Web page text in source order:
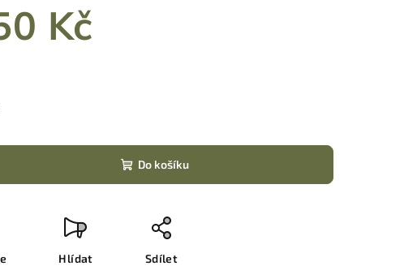
Kč
Do košíku
Hlídat Sdílet